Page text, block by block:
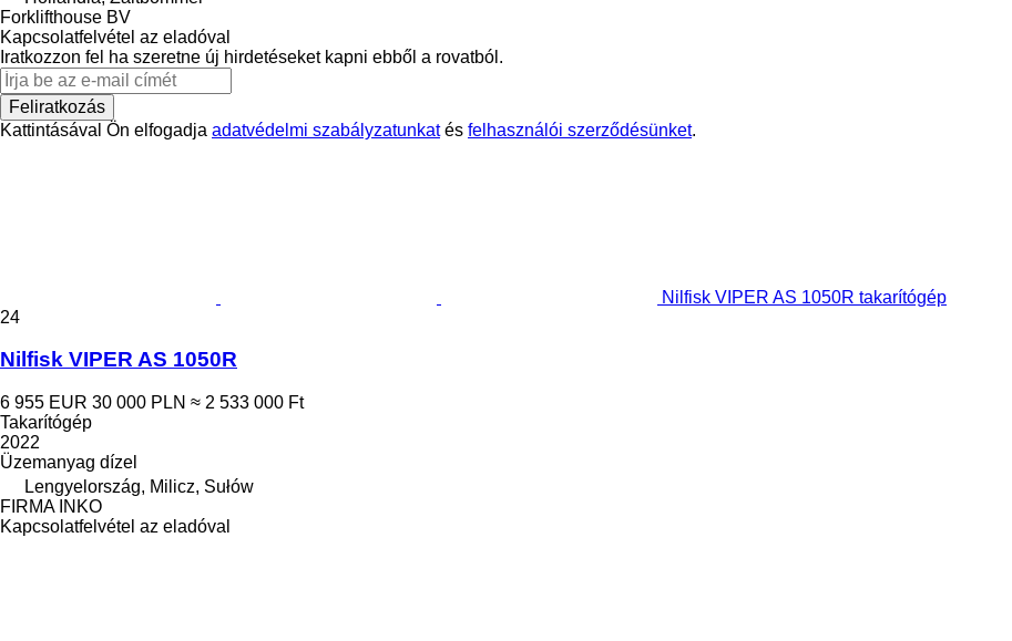
Forklifthouse BV
Kapcsolatfelvétel az eladóval
Iratkozzon fel ha szeretne új hirdetéseket kapni ebből a rovatból.
Feliratkozás
Kattintásával Ön elfogadja adatvédelmi szabályzatunkatés felhasználói szerződésünket.
Nilfisk VIPER AS 1050R takarítógép
24
Nilfisk VIPER AS 1050R
6 955 EUR 30 000 PLN ≈ 2 533 000 Ft
Takarítógép
2022
Üzemanyag dízel
Lengyelország, Milicz, Sułów
FIRMA INKO
Kapcsolatfelvétel az eladóval